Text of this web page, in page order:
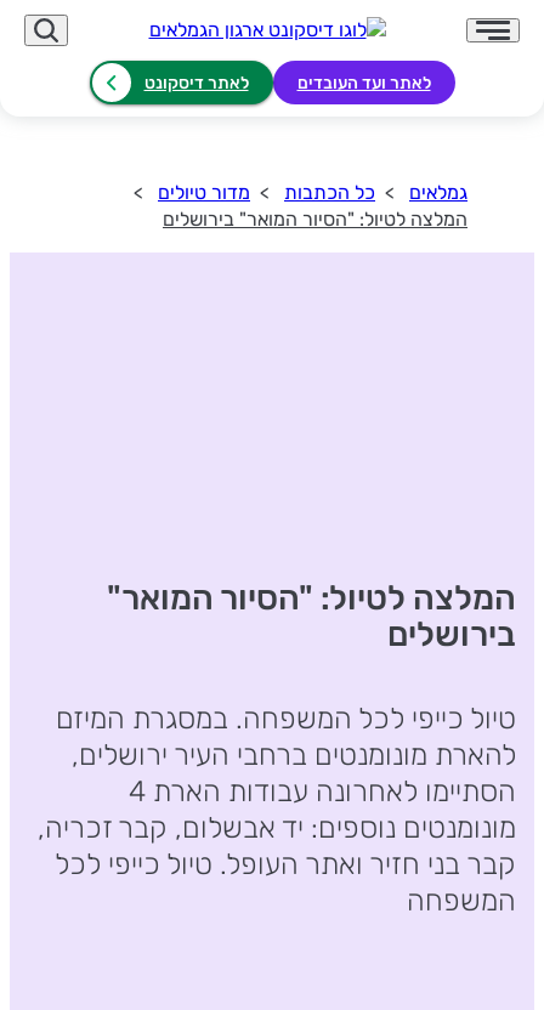
לאתר ועד העובדים לאתר דיסקונט
גמלאים כל הכתבות
מדור טיולים
המלצה לטיול: "הסיור המואר" בירושלים
המלצה לטיול: "הסיור המואר"
בירושלים
טיול כייפי לכל המשפחה. במסגרת המיזם
להארת מונומנטים ברחבי העיר ירושלים,
הסתיימו לאחרונה עבודות הארת 4
מונומנטים נוספים: יד אבשלום, קבר זכריה,
קבר בני חזיר ואתר העופל. טיול כייפי לכל
המשפחה